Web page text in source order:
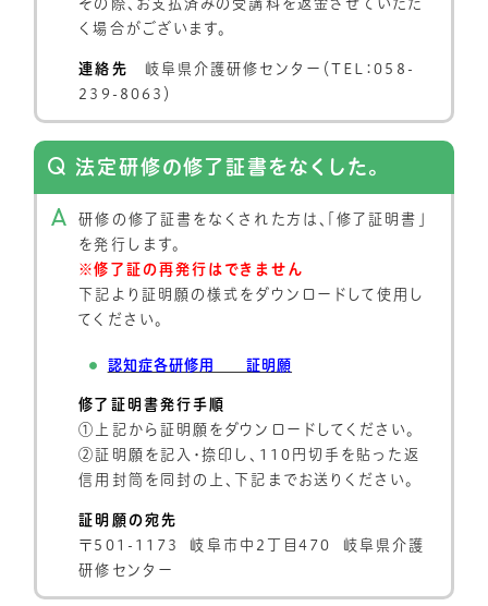
その際、お支払済みの受講料を返金させていただ
く場合がございます。
連絡先
岐阜県介護研修センター（TEL：058-
239-8063）
法定研修の修了証書をなくした。
研修の修了証書をなくされた方は、「修了証明書」
を発行します。
※修了証の再発行はできません
下記より証明願の様式をダウンロードして使用し
てください。
認知症各研修用 証明願
修了証明書発行手順
①上記から証明願をダウンロードしてください。
②証明願を記入・捺印し、110円切手を貼った返
信用封筒を同封の上、下記までお送りください。
証明願の宛先
〒501-1173 岐阜市中2丁目470 岐阜県介護
研修センター